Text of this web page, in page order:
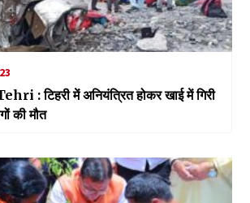
: टिहरी में अनियंत्रित होकर खाई में गिरी
की मौत